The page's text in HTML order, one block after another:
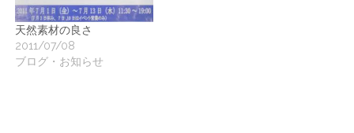
天然素材の良さ
2011/07/08
ブログ・お知らせ